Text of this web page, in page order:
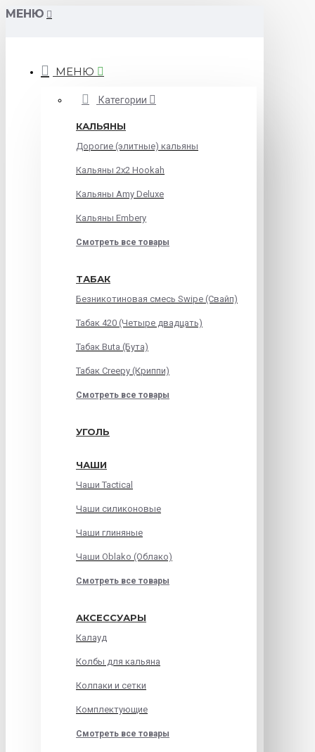
МЕНЮ
МЕНЮ
Категории
КАЛЬЯНЫ
Дорогие (элитные) кальяны
Кальяны 2х2 Hookah
Кальяны Amy Deluxe
Кальяны Embery
Смотреть все товары
ТАБАК
Безникотиновая смесь Swipe (Свайп)
Табак 420 (Четыре двадцать)
Табак Buta (Бута)
Табак Creepy (Криппи)
Смотреть все товары
УГОЛЬ
ЧАШИ
Чаши Tactical
Чаши силиконовые
Чаши глиняные
Чаши Oblako (Облако)
Смотреть все товары
АКСЕССУАРЫ
Калауд
Колбы для кальяна
Колпаки и сетки
Комплектующие
Смотреть все товары